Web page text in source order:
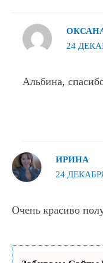
24
Альбина,
ИРИНА
24
Очень красиво